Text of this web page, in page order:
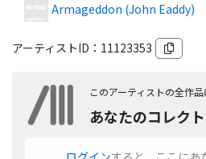
Armageddon (John Eaddy)
アーティストID： 11123353
このアーティストの全作
あなたのコレク